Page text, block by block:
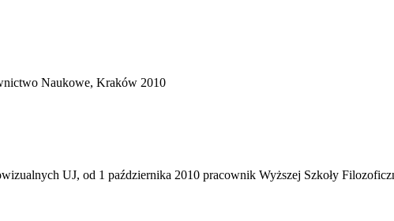
Naukowe, Kraków 2010
UJ, od 1 października 2010 pracownik Wyższej Szkoły